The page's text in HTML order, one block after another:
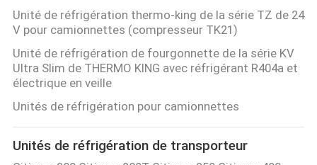
NOUS
CONTACTER
NOUVELLES
LES
Unité de réfrigération thermo-king de la série TZ de 24
V pour camionnettes (compresseur TK21)
Unité de réfrigération de fourgonnette de la série KV
Ultra Slim de THERMO KING avec réfrigérant R404a et
électrique en veille
Unités de réfrigération pour camionnettes
Unités de réfrigération de transporteur